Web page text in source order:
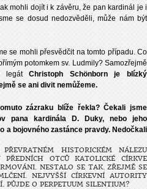
mohli dojít i k závěru, že pan kardinál je i
se dosud nedozvěděli, může nám být
se mohli přesvědčit na tomto případu. Co
potomkem sv. Ludmily? Samozřejmě
legátChristoph Schönborn je blízký
se ani divit nemůžeme.
zázraku blíže řekla? Čekali jsme
pana kardinála D. Duky, nebo jeho
a bojovného zastánce pravdy. Nedočkali
HISTORICKÉM NÁLEZU
OTCŮ KATOLICKÉ CÍRKVE
NESTALO SE TAK. ZŘEJMĚ SE
NEJVYŠŠÍ CÍRKEVNÍ AUTORITY
PŮJDE O PERPETUUM SILENTIUM?